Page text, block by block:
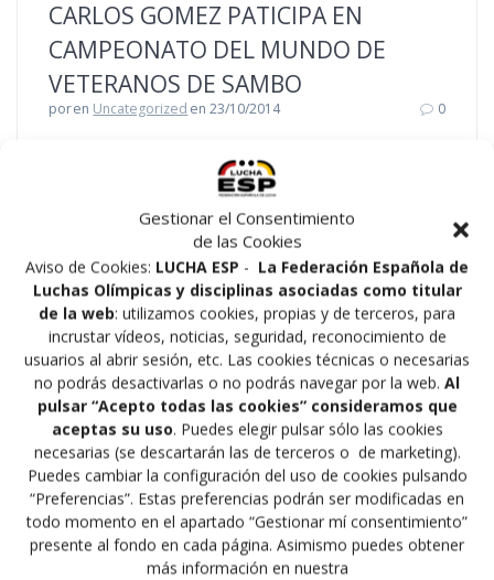
Gestionar el Consentimiento
de las Cookies
Aviso de Cookies: LUCHA ESP - La Federación Española de
Luchas Olímpicas y disciplinas asociadas como titular
de la web: utilizamos cookies, propias y de terceros, para
incrustar vídeos, noticias, seguridad, reconocimiento de
usuarios al abrir sesión, etc. Las cookies técnicas o necesarias
no podrás desactivarlas o no podrás navegar por la web. Al
pulsar “Acepto todas las cookies” consideramos que
aceptas su uso. Puedes elegir pulsar sólo las cookies
necesarias (se descartarán las de terceros o de marketing).
Puedes cambiar la configuración del uso de cookies pulsando
“Preferencias”. Estas preferencias podrán ser modificadas en
todo momento en el apartado “Gestionar mí consentimiento”
presente al fondo en cada página. Asimismo puedes obtener
más información en nuestra
CARLOS GOMEZ PATICIPA EN
CAMPEONATO DEL MUNDO DE
VETERANOS DE SAMBO
poren Uncategorized en 23/10/2014 0
Del 24 al 28 de octubre de 2014 nuestro Árbitro
Internacional Carlos Gómez participará por designación
Campeonatos del Mundo de Veteranos de Lucha
Sambo que se disputan en Thessalonica (Grecia).
Felicitar de nuevo a Carlos por esta designación que da
muestras de la confianza que la FIAS tiene…
Leer más